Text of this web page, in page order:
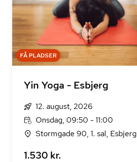
FÅ PLADSER
Yin Yoga - Esbjerg
12. august, 2026
Onsdag, 09:50 - 11:00
Stormgade 90, 1. sal, Esbjerg
1.530 kr.